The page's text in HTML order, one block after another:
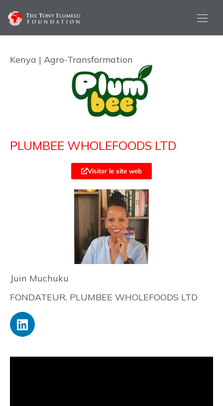
Kenya | Agro-Transformation
PLUMBEE WHOLEFOODS LTD
Visiter le site web
Juin Muchuku
FONDATEUR, PLUMBEE WHOLEFOODS LTD